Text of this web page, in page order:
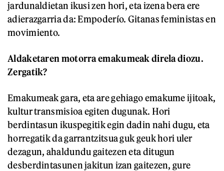
jardunaldietan ikusi zen hori, eta izena bera ere
adierazgarria da: Empoderío. Gitanas feministas en
movimiento.
Aldaketaren motorra emakumeak direla diozu.
Zergatik?
Emakumeak gara, eta are gehiago emakume ijitoak,
kultur transmisioa egiten dugunak. Hori
berdintasun ikuspegitik egin dadin nahi dugu, eta
horregatik da garrantzitsua guk geuk hori uler
dezagun, ahaldundu gaitezen eta ditugun
desberdintasunen jakitun izan gaitezen, gure